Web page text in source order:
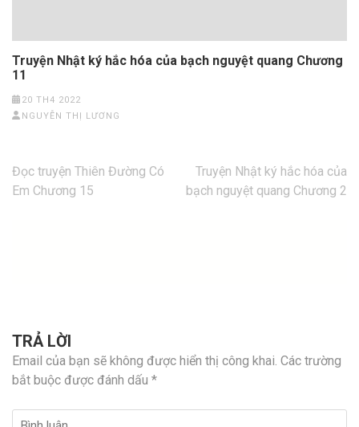
Truyện Nhật ký hắc hóa của bạch nguyệt quang Chương
11
20 TH4 2022
NGUYỄN THỊ LƯƠNG
Điều
hướng
Đọc truyện Thiên Đường Có
Em Chương 15
Truyện Nhật ký hắc hóa của
bạch nguyệt quang Chương 2
TRẢ LỜI
Email của bạn sẽ không được hiển thị công khai. Các trường
bắt buộc được đánh dấu *
Bình